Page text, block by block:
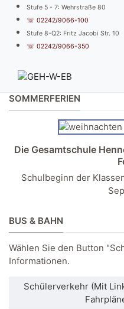
Stufe 5 - 7: Wehrstraße 80
☏ 02242/9066-100
Stufe 8-Q2: Fritz Jacobi Str. 10
☏ 02242/9066-350
SOMMERFERIEN
Die Gesamtschule
Schulbeginn der
BUS & BAHN
Wählen Sie den Button
Informationen.
Schülerverkehr (Mit